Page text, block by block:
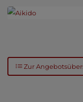
Hebel und Würfe
Zur